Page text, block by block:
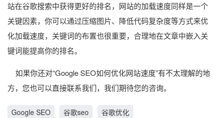
站在谷歌搜索中获得更好的排名，网站的加载速度同样是一个
关键因素，你可以通过压缩图片、降低代码复杂度等方式来优
化加载速度，关键词的布置也很重要，合理地在文章中嵌入关
键词能提高你的排名。
如果你还对“Google SEO如何优化网站速度”有不太理解的地
方，您也可以直接联系我们，我们期待您的咨询。
Google SEO 谷歌seo 谷歌优化